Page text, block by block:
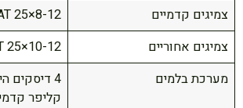
צמיגים קדמיים
25×8-12
צמיגים אחוריים
25×10-12
מערכת בלמים
4 דיסקים
קליפר